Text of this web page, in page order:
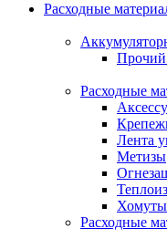
Расходные
Прочий
Расходные
Лента
Метизы
Хомуты
Расходные